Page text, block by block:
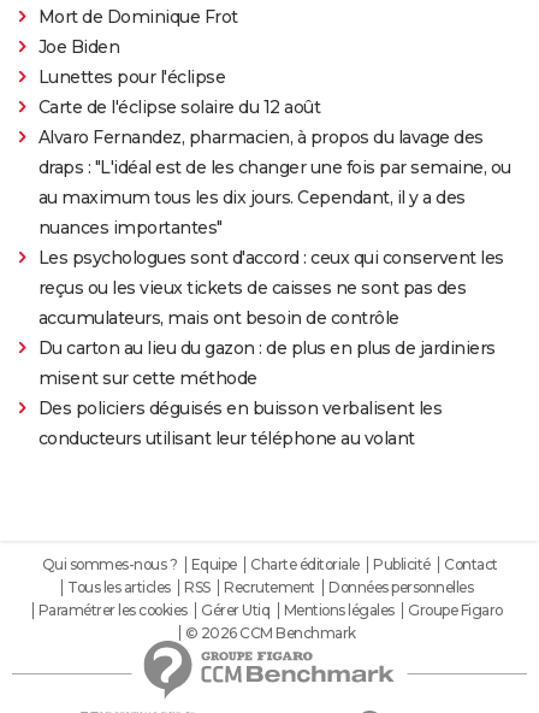
Mort de Dominique Frot
Joe Biden
Lunettes pour l'éclipse
Carte de l'éclipse solaire du 12 août
Alvaro Fernandez, pharmacien, à propos du lavage des
draps : "L'idéal est de les changer une fois par semaine, ou
au maximum tous les dix jours. Cependant, il y a des
nuances importantes"
Les psychologues sont d'accord : ceux qui conservent les
reçus ou les vieux tickets de caisses ne sont pas des
accumulateurs, mais ont besoin de contrôle
Du carton au lieu du gazon : de plus en plus de jardiniers
misent sur cette méthode
Des policiers déguisés en buisson verbalisent les
conducteurs utilisant leur téléphone au volant
Qui sommes-nous ? Equipe Charte éditoriale Publicité
Contact
Tous les articles
RSS Recrutement
Données personnelles
Paramétrer les cookies
Gérer Utiq Mentions légales
Groupe Figaro
© 2026 CCM Benchmark